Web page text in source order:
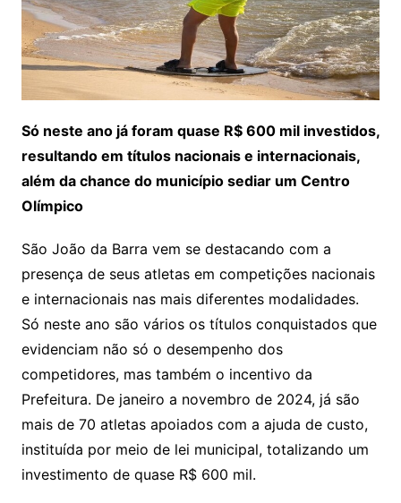
Só neste ano já foram quase R$ 600 mil investidos,
resultando em títulos nacionais e internacionais,
além da chance do município sediar um Centro
Olímpico
São João da Barra vem se destacando com a
presença de seus atletas em competições nacionais
e internacionais nas mais diferentes modalidades.
Só neste ano são vários os títulos conquistados que
evidenciam não só o desempenho dos
competidores, mas também o incentivo da
Prefeitura. De janeiro a novembro de 2024, já são
mais de 70 atletas apoiados com a ajuda de custo,
instituída por meio de lei municipal, totalizando um
investimento de quase R$ 600 mil.